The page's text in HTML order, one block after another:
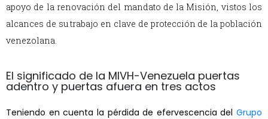
apoyo de la renovación del mandato de la Misión, vistos los
alcances de su trabajo en clave de protección de la población
venezolana.
El significado de la MIVH-Venezuela puertas
adentro y puertas afuera en tres actos
Teniendo en cuenta la pérdida de efervescencia del Grupo